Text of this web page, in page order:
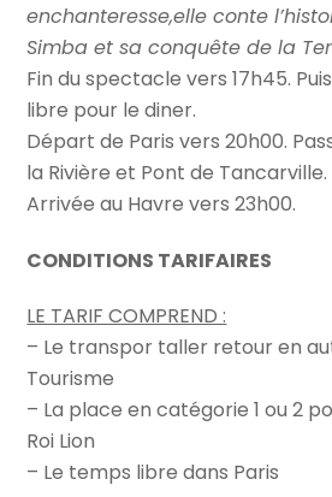
enchanteresse,elle conte
Simba et sa conquête de la
Fin du spectacle vers 17h45.
libre pour le diner.
Départ de Paris vers 20h00.
la Rivière et Pont de Tancarville.
Arrivée au Havre vers 23h00.
CONDITIONS TARIFAIRES
LE TARIF COMPREND :
– Le transpor taller retour en
Tourisme
– La place en catégorie 1 ou 2
Roi Lion
– Le temps libre dans Paris